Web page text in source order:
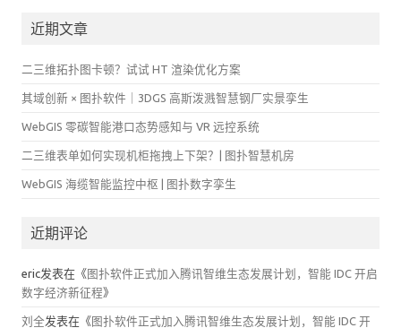
近期文章
二三维拓扑图卡顿？试试 HT 渲染优化方案
其域创新 × 图扑软件｜3DGS 高斯泼溅智慧钢厂实景孪生
WebGIS 零碳智能港口态势感知与 VR 远控系统
二三维表单如何实现机柜拖拽上下架？| 图扑智慧机房
WebGIS 海缆智能监控中枢 | 图扑数字孪生
近期评论
eric发表在《 图扑软件正式加入腾讯智维生态发展计划，智能 IDC 开启
数字经济新征程》
刘全发表在《 图扑软件正式加入腾讯智维生态发展计划，智能 IDC 开